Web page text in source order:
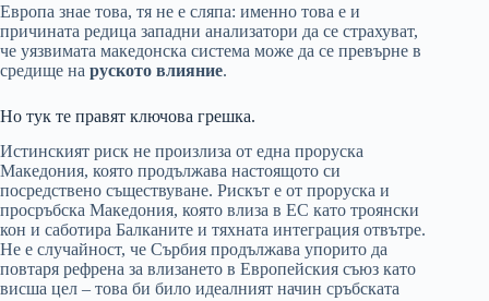
Европа знае това, тя не е сляпа: именно това е и
причината редица западни анализатори да се страхуват,
че уязвимата македонска система може да се превърне в
средище на руското влияние.
Но тук те правят ключова грешка.
Истинският риск не произлиза от една проруска
Македония, която продължава настоящото си
посредствено съществуване. Рискът е от проруска и
просръбска Македония, която влиза в ЕС като троянски
кон и саботира Балканите и тяхната интеграция отвътре.
Не е случайност, че Сърбия продължава упорито да
повтаря рефрена за влизането в Европейския съюз като
висша цел – това би било идеалният начин сръбската